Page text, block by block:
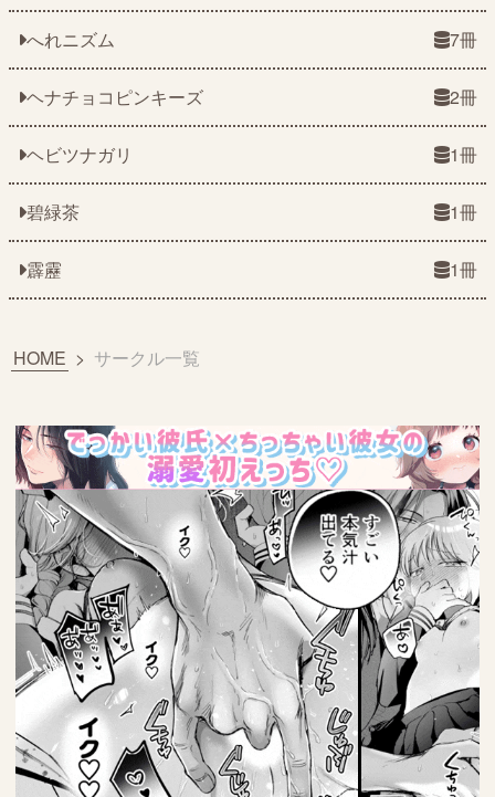
へれニズム 7冊
ヘナチョコピンキーズ 2冊
ヘビツナガリ 1冊
碧緑茶 1冊
霹靂 1冊
HOME > サークル一覧